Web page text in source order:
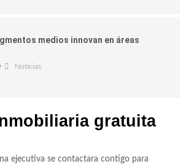
medios innovan en áreas
Noticias
gratuita
ejecutiva se contactara contigo para